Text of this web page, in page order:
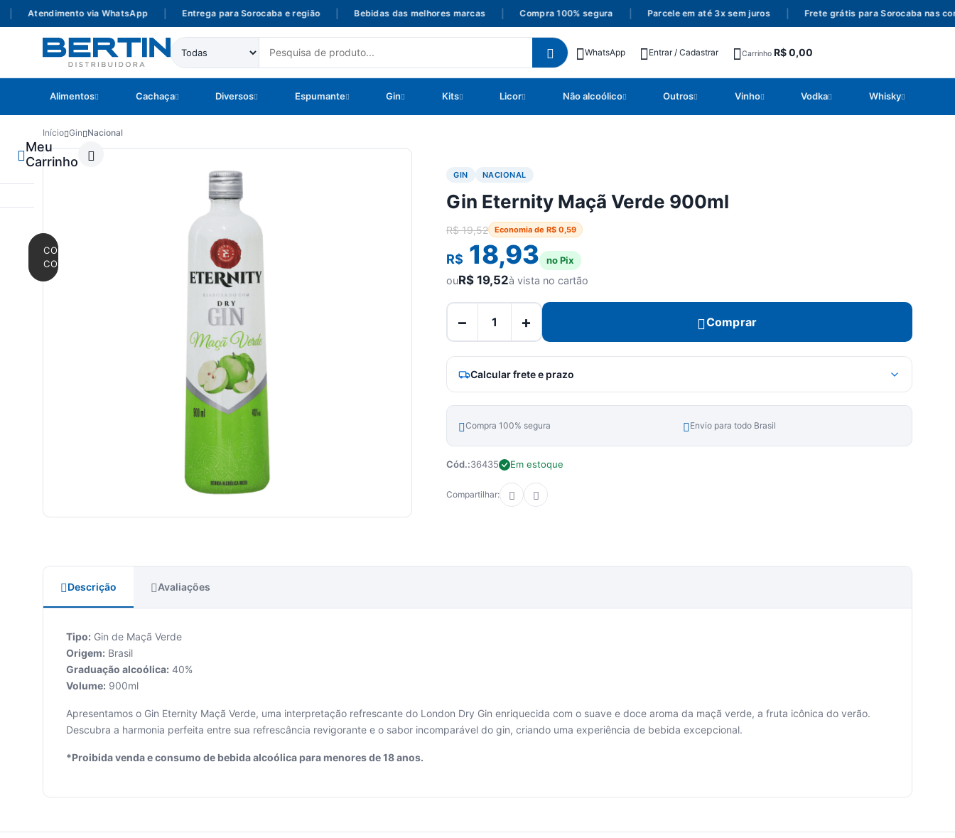
Atendimento via WhatsApp Entrega para Sorocaba e região Bebidas das melhores marcas Compra 100% segura Parcele em até 3x sem juros Frete grátis para Sorocaba nas
WhatsApp Entrar / Cadastrar Carrinho R$0,00
Alimentos Cachaça Diversos Espumante Gin Kits Licor Não alcoólico Outros Vinho Vodka Whisky
Meu
Carrinho
CONTINUAR
COMPRANDO
Início Gin Nacional
GIN NACIONAL
Gin Eternity Maçã Verde 900ml
R$19,52 Economia de R$ 0,59
R$ 18,93 no Pix
ouR$ 19,52à vista no cartão
− + Comprar
Calcular frete e prazo
Compra 100% segura Envio para todo Brasil
Cód.:36435 Em estoque
Compartilhar:
Descrição Avaliações
Tipo: Gin de Maçã Verde
Origem: Brasil
Graduação alcoólica: 40%
Volume: 900ml
Apresentamos o Gin Eternity Maçã Verde, uma interpretação refrescante do London Dry Gin enriquecida com o suave e doce aroma da maçã verde, a fruta icônica do verão.
Descubra a harmonia perfeita entre sua refrescância revigorante e o sabor incomparável do gin, criando uma experiência de bebida excepcional.
*Proibida venda e consumo de bebida alcoólica para menores de 18 anos.